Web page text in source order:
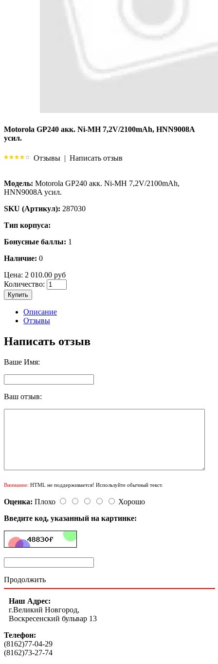
Motorola GP240 акк. Ni-MH 7,2V/2100mAh, HNN9008A
усил.
Отзывы | Написать отзыв
Модель: Motorola GP240 акк. Ni-MH 7,2V/2100mAh,
HNN9008A усил.
SKU (Артикул): 287030
Тип корпуса:
Бонусные баллы: 1
Наличие: 0
Цена: 2 010.00 руб
Количество:
Купить
Описание
Отзывы
Написать отзыв
Ваше Имя:
Ваш отзыв:
Внимание: HTML не поддерживается! Используйте обычный текст.
Оценка: Плохо
Хорошо
Введите код, указанный на картинке:
Продолжить
Наш Адрес:
г.Великий Новгород,
Воскресенский бульвар 13
Телефон:
(8162)77-04-29
(8162)73-27-74